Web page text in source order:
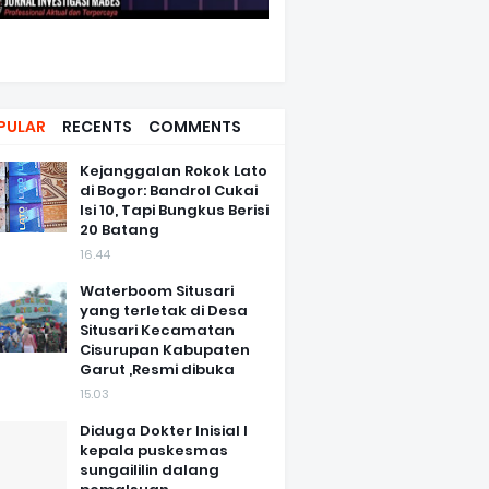
RECENTS COMMENTS
Kejanggalan Rokok Lato
di Bogor: Bandrol Cukai
Isi 10, Tapi Bungkus Berisi
20 Batang
16.44
Waterboom Situsari
yang terletak di Desa
Situsari Kecamatan
Cisurupan Kabupaten
Garut ,Resmi dibuka
15.03
Diduga Dokter Inisial I
kepala puskesmas
sungaililin dalang